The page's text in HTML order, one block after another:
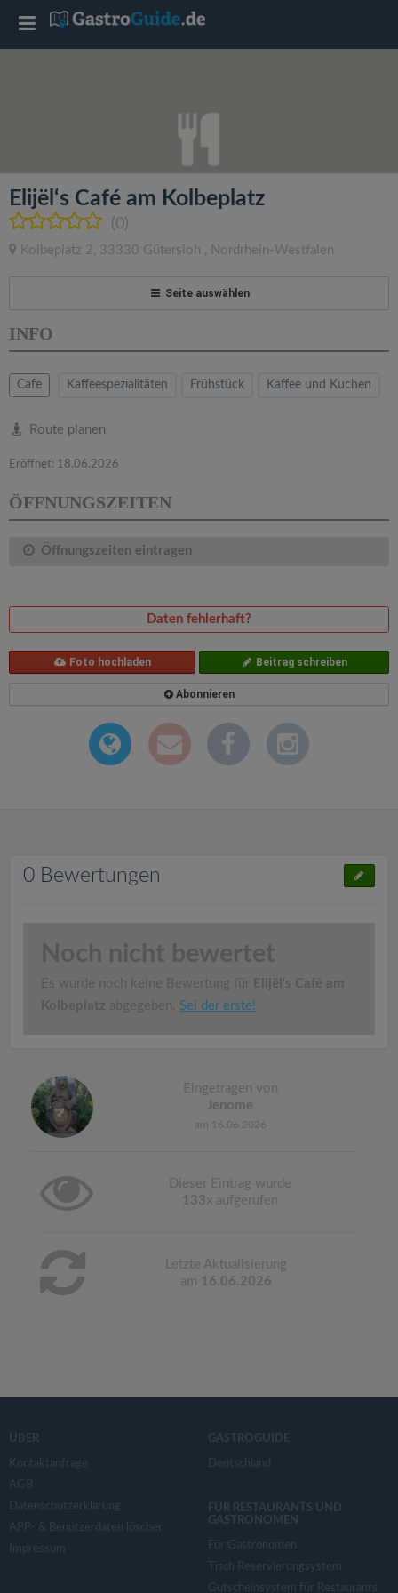
Elijël‘s Café am Kolbeplatz
(0)
Kolbeplatz 2, 33330 Gütersloh , Nordrhein-Westfalen
Seite auswählen
INFO
Cafe Kaffeespezialitäten Frühstück Kaffee und Kuchen
Route planen
Eröffnet: 18.06.2026
ÖFFNUNGSZEITEN
Öffnungszeiten eintragen
Daten fehlerhaft?
Foto hochladen Beitrag schreiben
Abonnieren
0 Bewertungen
Noch nicht bewertet
Es wurde noch keine Bewertung für Elijël‘s Café am
Kolbeplatz abgegeben. Sei der erste!
Eingetragen von
Jenome
am 16.06.2026
Dieser Eintrag wurde
133x aufgerufen
Letzte Aktualisierung
am 16.06.2026
ÜBER
Kontaktanfrage
AGB
Datenschutzerklärung
APP- & Benutzerdaten löschen
Impressum
GASTROGUIDE
Deutschland
FÜR RESTAURANTS UND
GASTRONOMEN
Für Gastronomen
Tisch Reservierungsystem
Gutscheinsystem für Restaurants
T
l
e
a
v
i